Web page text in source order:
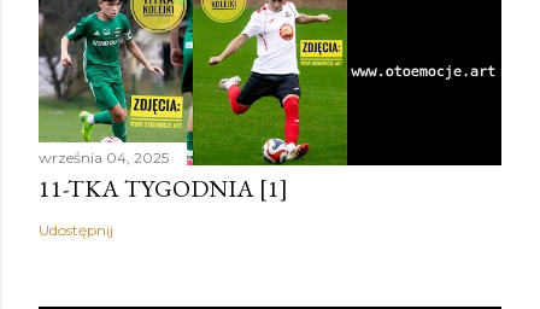
września 04, 2025
11-TKA TYGODNIA [1]
Udostępnij